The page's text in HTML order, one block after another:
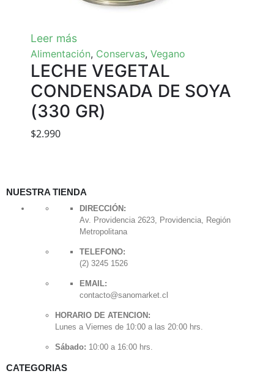
Leer más
Alimentación, Conservas, Vegano
LECHE VEGETAL
CONDENSADA DE SOYA
(330 GR)
$2.990
NUESTRA TIENDA
DIRECCIÓN:
Av. Providencia 2623, Providencia, Región
Metropolitana
TELEFONO:
(2) 3245 1526
EMAIL:
contacto@sanomarket.cl
HORARIO DE ATENCION:
Lunes a Viernes de 10:00 a las 20:00 hrs.
Sábado: 10:00 a 16:00 hrs.
CATEGORIAS